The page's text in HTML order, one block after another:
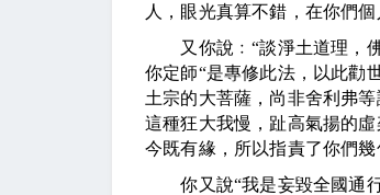
人，眼光真算不錯，在你們
又你說﹕“談淨土道理，佛
你定師“是專修此法，以此勸
土宗的大菩薩，尚非舍利弗
這種狂大我慢，趾高氣揚的
今既有緣，所以指責了你們
你又說“我是妄毀全國通行